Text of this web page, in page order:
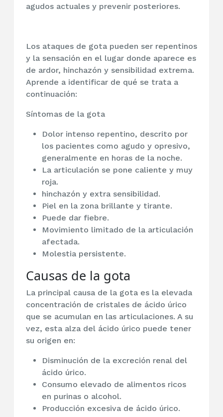
agudos actuales y prevenir posteriores.
Los ataques de gota pueden ser repentinos
y la sensación en el lugar donde aparece es
de ardor, hinchazón y sensibilidad extrema.
Aprende a identificar de qué se trata a
continuación:
Síntomas de la gota
Dolor intenso repentino, descrito por
los pacientes como agudo y opresivo,
generalmente en horas de la noche.
La articulación se pone caliente y muy
roja.
hinchazón y extra sensibilidad.
Piel en la zona brillante y tirante.
Puede dar fiebre.
Movimiento limitado de la articulación
afectada.
Molestia persistente.
Causas de la gota
La principal causa de la gota es la elevada
concentración de cristales de ácido úrico
que se acumulan en las articulaciones. A su
vez, esta alza del ácido úrico puede tener
su origen en:
Disminución de la excreción renal del
ácido úrico.
Consumo elevado de alimentos ricos
en purinas o alcohol.
Producción excesiva de ácido úrico.